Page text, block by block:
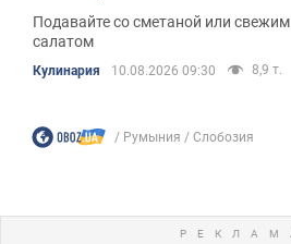
Подавайте со сметаной или свежим
салатом
Кулинария 10.08.2026 09:30 8,9 т.
Румыния Слобозия